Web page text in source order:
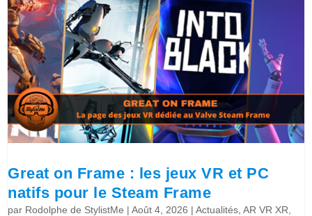
Great on Frame : les jeux VR et PC
natifs pour le Steam Frame
par Rodolphe de StylistMe |Août 4, 2026 |Actualités ,AR VR XR